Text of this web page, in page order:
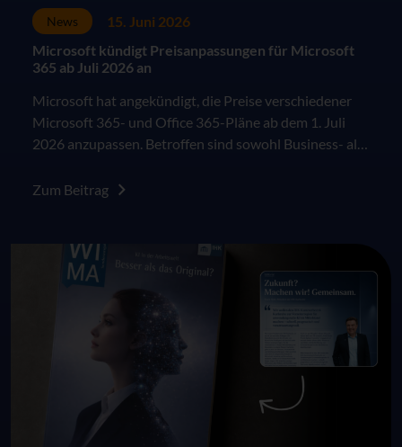
News
15. Juni 2026
Microsoft kündigt Preisanpassungen für Microsoft
365 ab Juli 2026 an
Microsoft hat angekündigt, die Preise verschiedener
Microsoft 365- und Office 365-Pläne ab dem 1. Juli
2026 anzupassen. Betroffen sind sowohl Business- als
Änderungen greifen für Neukunden sowie für
Zum Beitrag